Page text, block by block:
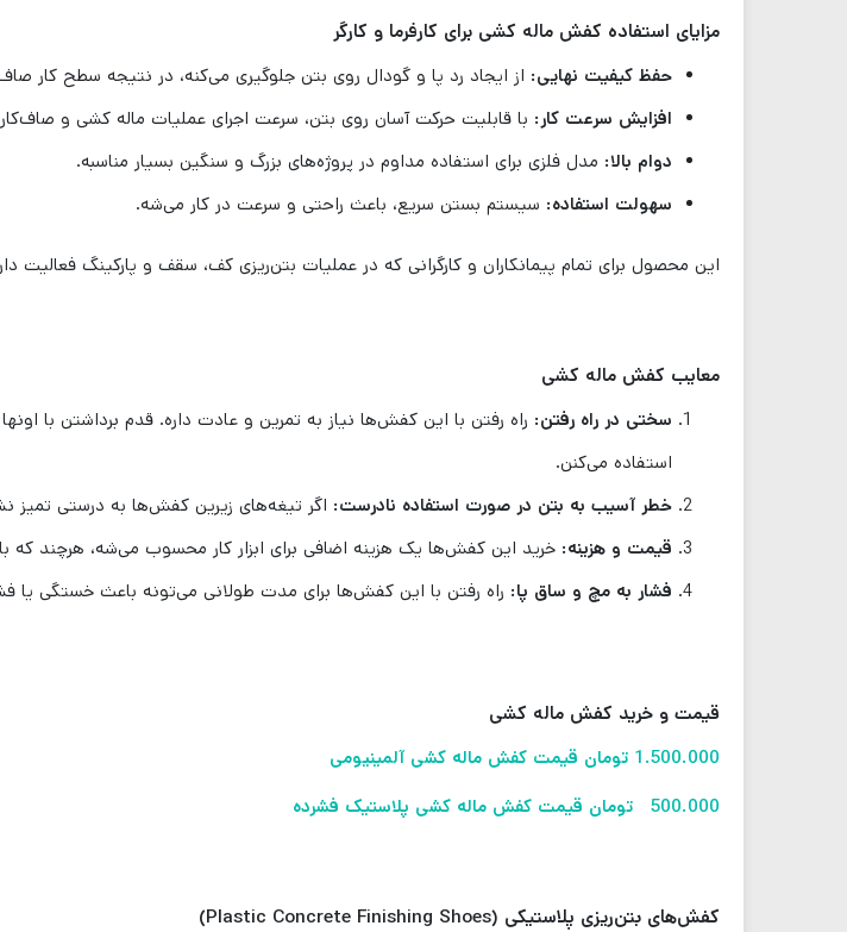
مزایای استفاده کفش ماله کشی برای کارفرما و کارگر
حفظ کیفیت نهایی: از ایجاد رد پا و گودال روی بتن جلوگیری می‌کنه، در نتیجه سطح کار
افزایش سرعت کار: با قابلیت حرکت آسان روی بتن، سرعت اجرای عملیات ماله کشی و
دوام بالا: مدل فلزی برای استفاده مداوم در پروژه‌های بزرگ و سنگین بسیار مناسبه.
سهولت استفاده: سیستم بستن سریع، باعث راحتی و سرعت در کار می‌شه.
این محصول برای تمام پیمانکاران و کارگرانی که در عملیات بتن‌ریزی کف، سقف و پارکینگ فعالیت
معایب کفش ماله کشی
سختی در راه رفتن: راه رفتن با این کفش‌ها نیاز به تمرین و عادت داره. قدم برداشتن با
استفاده می‌کنن.
خطر آسیب به بتن در صورت استفاده نادرست: اگر تیغه‌های زیرین کفش‌ها به درستی تمیز
قیمت و هزینه: خرید این کفش‌ها یک هزینه اضافی برای ابزار کار محسوب می‌شه، هرچند که
فشار به مچ و ساق پا: راه رفتن با این کفش‌ها برای مدت طولانی می‌تونه باعث خستگی یا
قیمت و خرید کفش ماله کشی
1.500.000 تومان قیمت کفش ماله کشی آلمینیومی
500.000 تومان قیمت کفش ماله کشی پلاستیک فشرده
کفش‌های بتن‌ریزی پلاستیکی (Plastic Concrete Finishing Shoes)